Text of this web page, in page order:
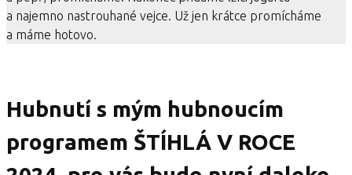
a najemno nastrouhané vejce. Už jen krátce promícháme
a máme hotovo.
Hubnutí s mým hubnoucím
programem ŠTÍHLÁ V ROCE